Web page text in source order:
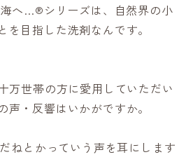
へ…®シリーズは、自然界の小
目指した洗剤なんです。
万世帯の方に愛用していただい
・反響はいかがですか。
ねとかっていう声を耳にします